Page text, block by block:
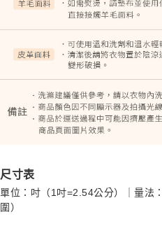
尺寸表
單位：吋（1吋=2.54公分）｜量法
圍）